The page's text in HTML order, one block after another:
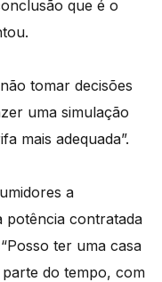
que é o
tomar decisões
uma simulação
mais adequada”.
a
potência contratada
ter uma casa
do tempo, com